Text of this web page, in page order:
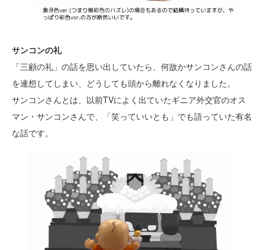
サンコンの礼
「三顧の礼」の話を思い出していたら、何故かサンコンさんの話
を連想してしまい、どうしても頭から離れなくなりました。
サンコンさんとは、以前TVによく出ていたギニア外交官のオス
マン・サンコンさんで、「笑っていいとも」でも語っていた有名
な話です。